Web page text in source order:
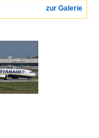
zur Galerie